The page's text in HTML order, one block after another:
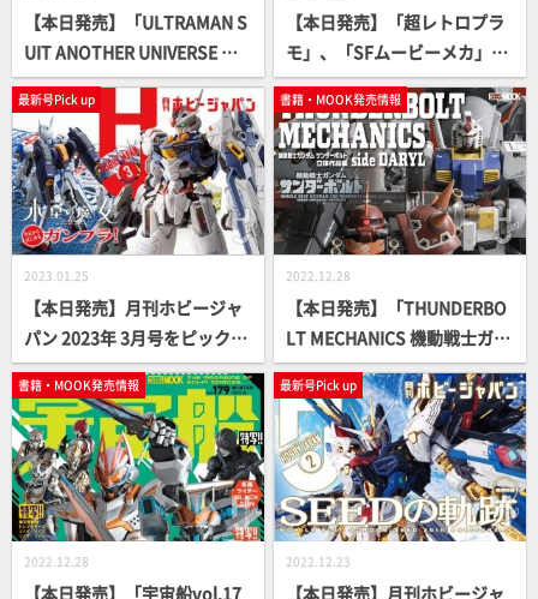
【本日発売】「ULTRAMAN S
UIT ANOTHER UNIVERSE MA
NIACS」【UAU】
【本日発売】「超レトロプラ
モ」、「SFムービーメカ」、
「美少女プラモ」書籍続々登
場！
最新号Pick up
2023.01.25
【本日発売】月刊ホビージャ
パン 2023年 3月号をピックア
ップ！
書籍・MOOK発売情報
2022.12.28
【本日発売】「THUNDERBO
LT MECHANICS 機動戦士ガン
ダム サンダーボルト 立体作品
集 side DARYL」【第2弾】
書籍・MOOK発売情報
2022.12.28
【本日発売】「宇宙船vol.17
最新号Pick up
2022.12.23
【本日発売】月刊ホビージャ